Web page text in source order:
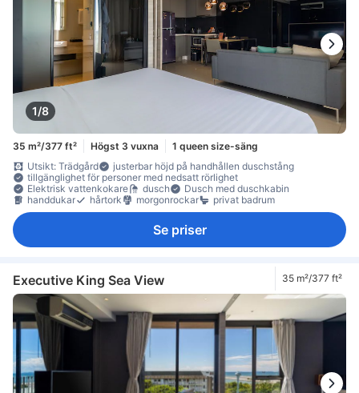
1/8
35 m²/377 ft² Högst 3 vuxna
1 queen size-säng
Utsikt: Trädgård
justerbar höjd på handhållen duschstång
tillgänglighet för personer med nedsatt rörlighet
Elektrisk vattenkokare
dusch
Dusch med duschkabin
handdukar
hårtork morgonrockar privat badrum
Se priser
Executive King Sea View 35 m²/377 ft²